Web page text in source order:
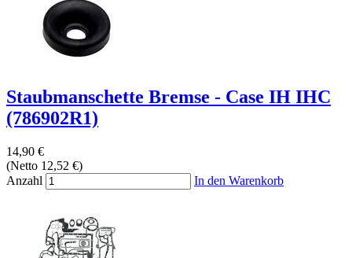
Staubmanschette Bremse - Case IH IHC
(786902R1)
14,90 €
(Netto 12,52 €)
Anzahl
In den Warenkorb